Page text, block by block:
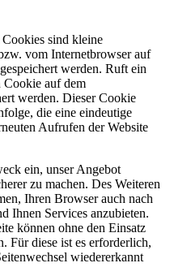
sind kleine
vom Internetbrowser auf
werden. Ruft ein
Cookie auf dem
werden. Dieser Cookie
die eine eindeutige
Aufrufen der Website
ein, unser Angebot
zu machen. Des Weiteren
Ihren Browser auch nach
Ihnen Services anzubieten.
können ohne den Einsatz
Für diese ist es erforderlich,
wiedererkannt